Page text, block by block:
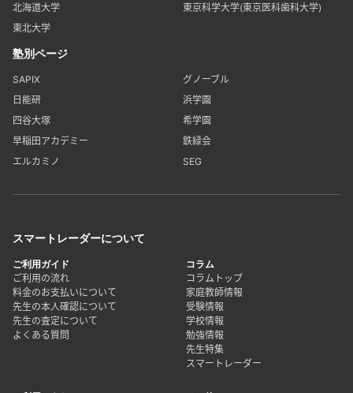
北海道大学
東京科学大学(東京医科歯科大学)
東北大学
塾別ページ
SAPIX
グノーブル
日能研
浜学園
四谷大塚
希学園
早稲田アカデミー
鉄緑会
エルカミノ
SEG
スマートレーダーについて
ご利用ガイド
ご利用の流れ
料金のお支払いについて
先生の本人確認について
先生の査定について
よくある質問
コラム
コラムトップ
家庭教師情報
受験情報
学校情報
勉強情報
先生特集
スマートレーダー